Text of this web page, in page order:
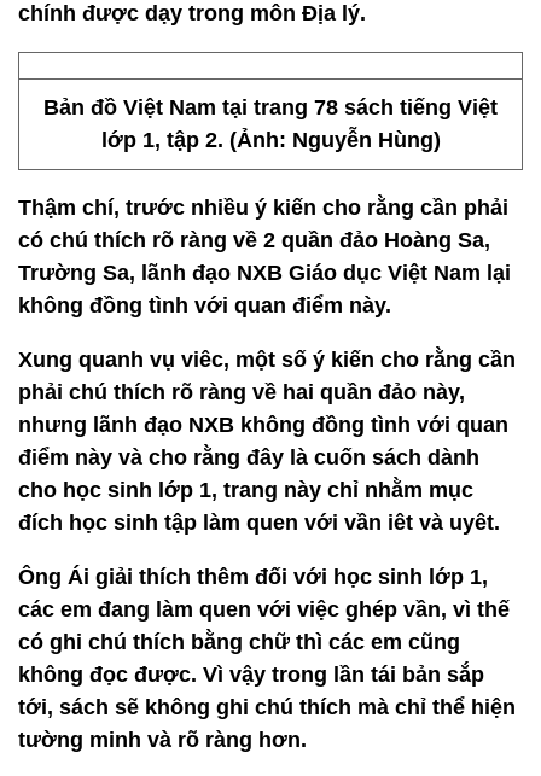
chính được dạy trong môn Địa lý.
Bản đồ Việt Nam tại trang 78 sách tiếng Việt
lớp 1, tập 2. (Ảnh: Nguyễn Hùng)
Thậm chí, trước nhiều ý kiến cho rằng cần phải
có chú thích rõ ràng về 2 quần đảo Hoàng Sa,
Trường Sa, lãnh đạo NXB Giáo dục Việt Nam lại
không đồng tình với quan điểm này.
Xung quanh vụ viêc, một số ý kiến cho rằng cần
phải chú thích rõ ràng về hai quần đảo này,
nhưng lãnh đạo NXB không đồng tình với quan
điểm này và cho rằng đây là cuốn sách dành
cho học sinh lớp 1, trang này chỉ nhằm mục
đích học sinh tập làm quen với vần iêt và uyêt.
Ông Ái giải thích thêm đối với học sinh lớp 1,
các em đang làm quen với việc ghép vần, vì thế
có ghi chú thích bằng chữ thì các em cũng
không đọc được. Vì vậy trong lần tái bản sắp
tới, sách sẽ không ghi chú thích mà chỉ thể hiện
tường minh và rõ ràng hơn.